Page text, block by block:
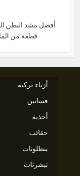
أفضل مشد البطن
قطعة من
أزياء تركية
فساتين
أحذية
حقائب
بنطلونات
تيشرتات